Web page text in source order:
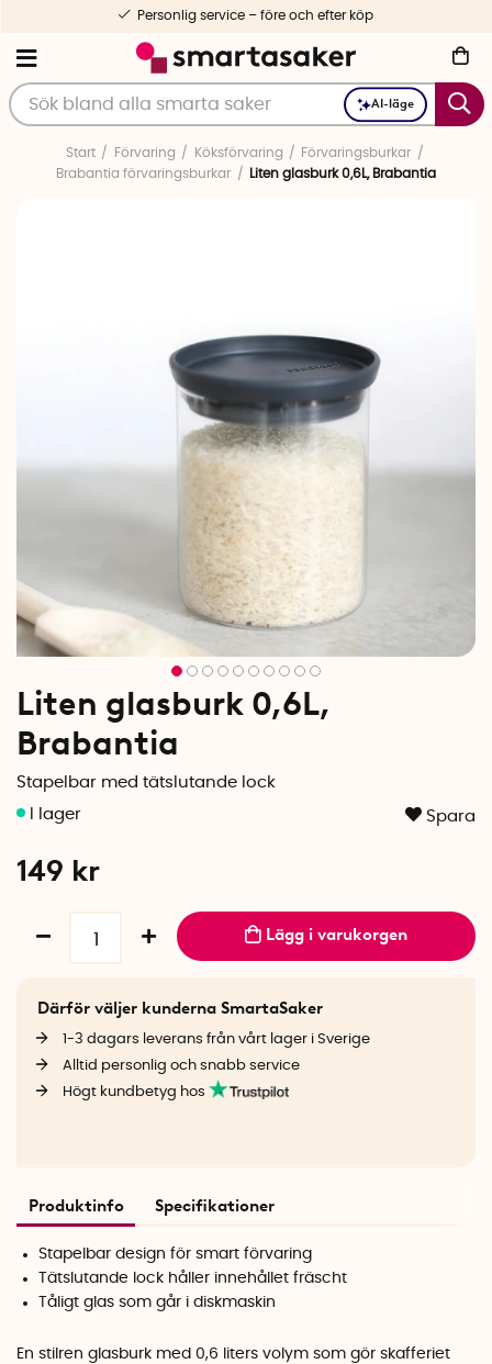
AI-läge
Personlig service – före och efter köp
Start Förvaring Köksförvaring
Förvaringsburkar
Brabantia förvaringsburkar
Liten glasburk 0,6L, Brabantia
Liten glasburk 0,6L,
Brabantia
Stapelbar med tätslutande lock
Spara
149 kr
Lägg i varukorgen
Därför väljer kunderna SmartaSaker
1-3 dagars leverans från vårt lager i Sverige
Alltid personlig och snabb service
Högt kundbetyg hos
Produktinfo Specifikationer
Stapelbar design för smart förvaring
Tätslutande lock håller innehållet fräscht
Tåligt glas som går i diskmaskin
En stilren glasburk med 0,6 liters volym som gör skafferiet